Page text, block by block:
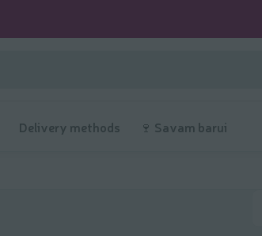
Delivery methods 🍷 Savam barui